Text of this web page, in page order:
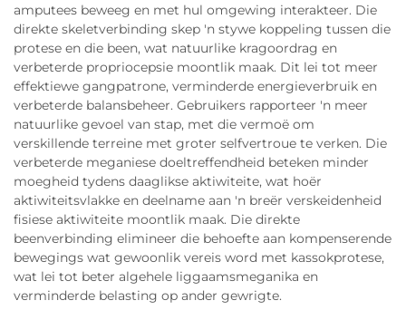
amputees beweeg en met hul omgewing interakteer. Die
direkte skeletverbinding skep 'n stywe koppeling tussen die
protese en die been, wat natuurlike kragoordrag en
verbeterde propriocepsie moontlik maak. Dit lei tot meer
effektiewe gangpatrone, verminderde energieverbruik en
verbeterde balansbeheer. Gebruikers rapporteer 'n meer
natuurlike gevoel van stap, met die vermoë om
verskillende terreine met groter selfvertroue te verken. Die
verbeterde meganiese doeltreffendheid beteken minder
moegheid tydens daaglikse aktiwiteite, wat hoër
aktiwiteitsvlakke en deelname aan 'n breër verskeidenheid
fisiese aktiwiteite moontlik maak. Die direkte
beenverbinding elimineer die behoefte aan kompenserende
bewegings wat gewoonlik vereis word met kassokprotese,
wat lei tot beter algehele liggaamsmeganika en
verminderde belasting op ander gewrigte.